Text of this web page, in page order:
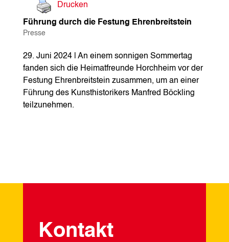
Drucken
Führung durch die Festung Ehrenbreitstein
Presse
29. Juni 2024 | An einem sonnigen Sommertag
fanden sich die Heimatfreunde Horchheim vor der
Festung Ehrenbreitstein zusammen, um an einer
Führung des Kunsthistorikers Manfred Böckling
teilzunehmen.
Kontakt